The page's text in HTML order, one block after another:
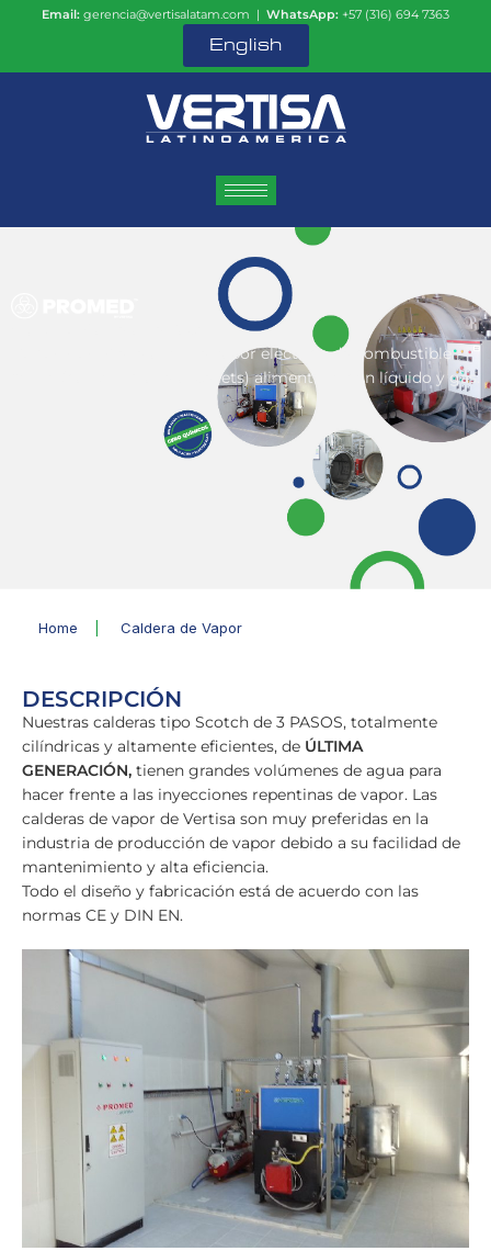
Email: gerencia@vertisalatam.com | WhatsApp: +57 (316) 694 7363
English
Generador de vapor eléctrico de combustible
sólido (carbón, madera, pellets) alimentado con líquido y gas.
Home Caldera de Vapor
DESCRIPCIÓN
Nuestras calderas tipo Scotch de 3 PASOS, totalmente
cilíndricas y altamente eficientes, de ÚLTIMA
GENERACIÓN, tienen grandes volúmenes de agua para
hacer frente a las inyecciones repentinas de vapor. Las
calderas de vapor de Vertisa son muy preferidas en la
industria de producción de vapor debido a su facilidad de
mantenimiento y alta eficiencia.
Todo el diseño y fabricación está de acuerdo con las
normas CE y DIN EN.